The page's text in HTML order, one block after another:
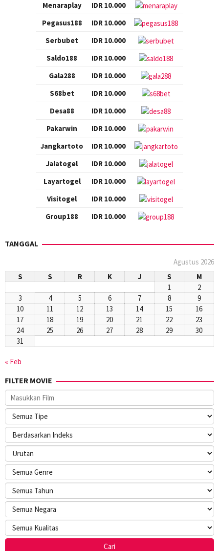
Menaraplay
IDR 10.000
Pegasus188
IDR 10.000
Serbubet
IDR 10.000
Saldo188
IDR 10.000
Gala288
IDR 10.000
S68bet
IDR 10.000
Desa88
IDR 10.000
Pakarwin
IDR 10.000
Jangkartoto
IDR 10.000
Jalatogel
IDR 10.000
Layartogel
IDR 10.000
Visitogel
IDR 10.000
Group188
IDR 10.000
TANGGAL
Agustus 2026
S
S R K J S
M
1
2
3
4 5 6 7 8
9
10
11 12 13 14 15
16
17
18 19 20 21 22
23
24
25 26 27 28 29
30
31
« Feb
FILTER MOVIE